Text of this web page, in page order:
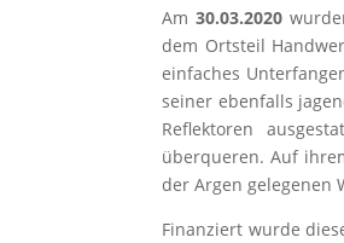
Am30.03.2020
dem Ortsteil
einfaches
seiner ebenfalls
Reflektoren
überqueren. Auf
der Argen gelegenen
Finanziert wurde